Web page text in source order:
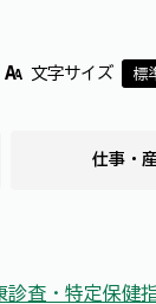
文字サイズ 標
仕事・
診査・特定保健